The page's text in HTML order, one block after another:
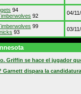
94
92 04/
99
93 03/
Griffin se hace el jugador
Garnett dispara la